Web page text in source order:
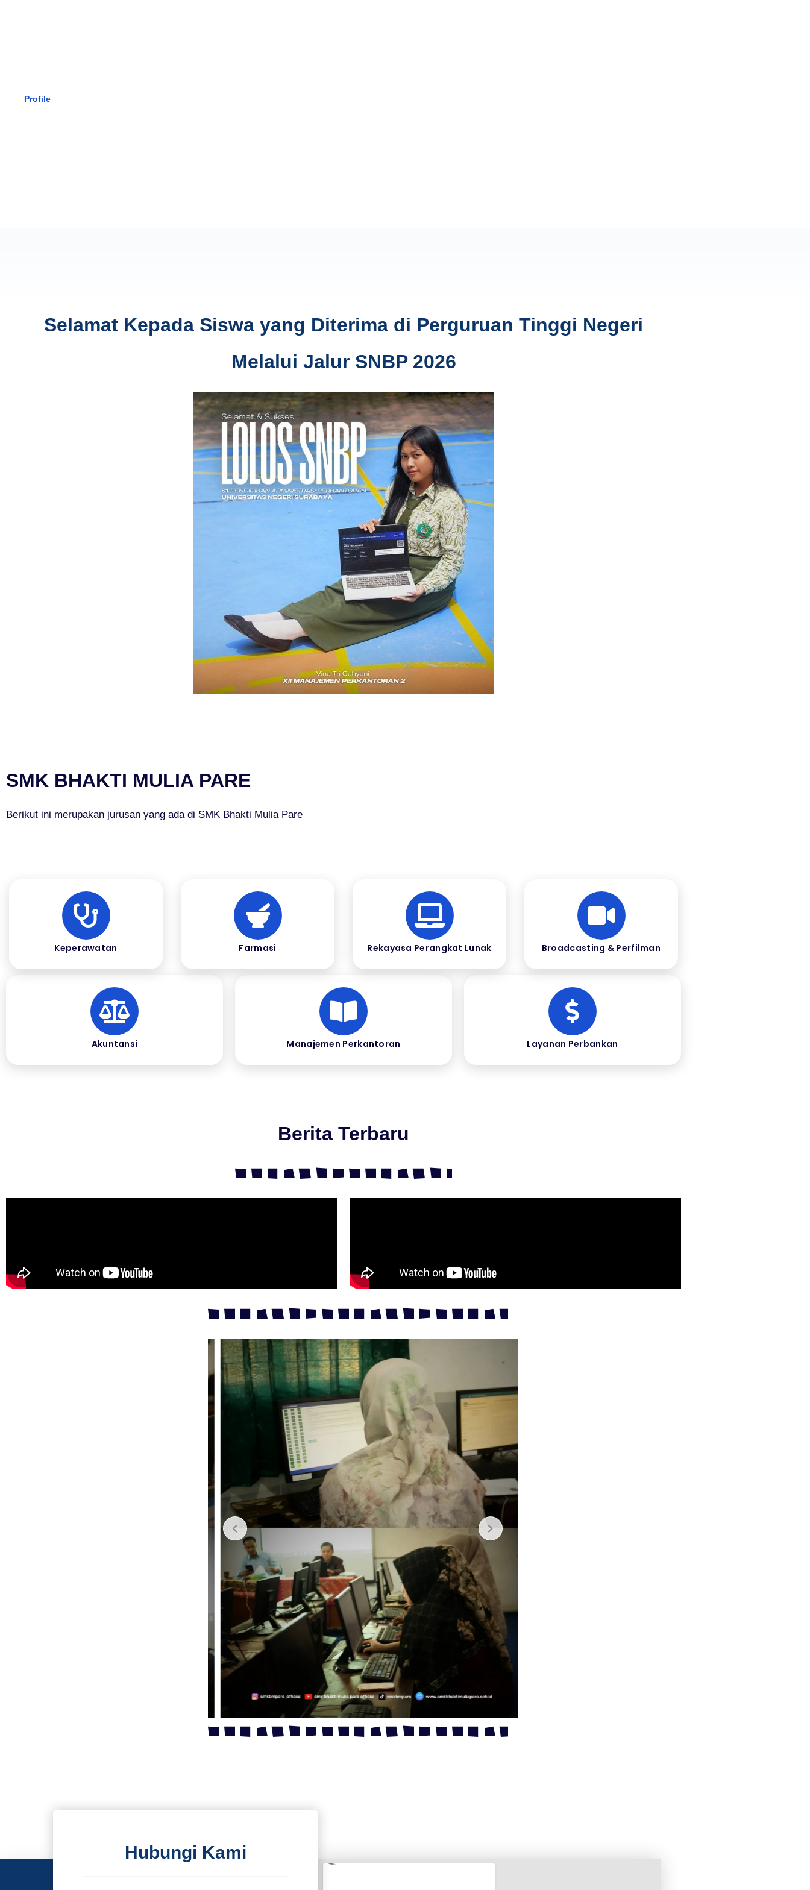
Profile
Selamat Kepada Siswa yang Diterima di Perguruan Tinggi Negeri
Melalui Jalur SNBP 2026
SMK BHAKTI MULIA PARE
Berikut ini merupakan jurusan yang ada di SMK Bhakti Mulia Pare
Keperawatan Farmasi Rekayasa Perangkat Lunak Broadcasting & Perfilman
Akuntansi Manajemen Perkantoran Layanan Perbankan
Berita Terbaru
Hubungi Kami